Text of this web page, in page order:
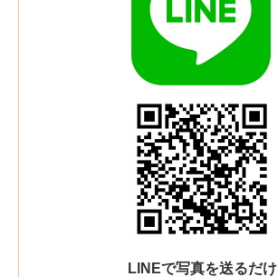
LINEで写真を送るだけ